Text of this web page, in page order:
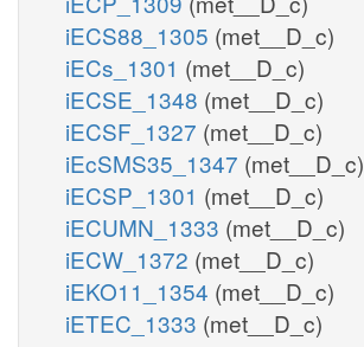
iECS88_1305 (met__D_c)
iECs_1301 (met__D_c)
iECSE_1348 (met__D_c)
iECSF_1327 (met__D_c)
iEcSMS35_1347 (met__D_c)
iECSP_1301 (met__D_c)
iECUMN_1333 (met__D_c)
iECW_1372 (met__D_c)
iEKO11_1354 (met__D_c)
iETEC_1333 (met__D_c)